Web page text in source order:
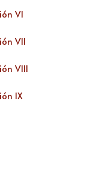
VI
VII
VIII
IX